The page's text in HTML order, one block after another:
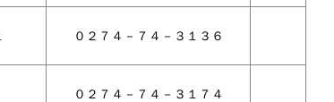
０２７４－７４－３１３６
０２７４－７４－３１７４